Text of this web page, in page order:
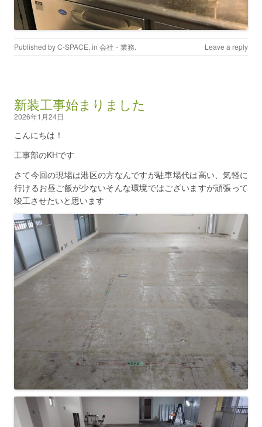
Published byC-SPACE, in 会社・業務. Leave a reply
新装工事始まりました
2026年1月24日
こんにちは！
工事部のKHです
さて今回の現場は港区の方なんですが駐車場代は高い、気軽に
行けるお昼ご飯が少ないそんな環境ではございますが頑張って
竣工させたいと思います